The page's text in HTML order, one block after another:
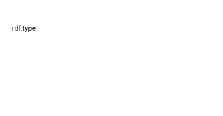
rdf:type